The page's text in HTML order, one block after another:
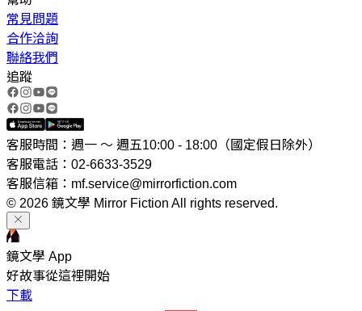
常見問題
合作洽詢
聯絡我們
追蹤
客服時間：週一 ～ 週五10:00 - 18:00（國定假日除外）
客服電話：02-6633-3529
客服信箱：mf.service@mirrorfiction.com
© 2026 鏡文學 Mirror Fiction All rights reserved.
鏡文學 App
好故事從這裡開始
下載